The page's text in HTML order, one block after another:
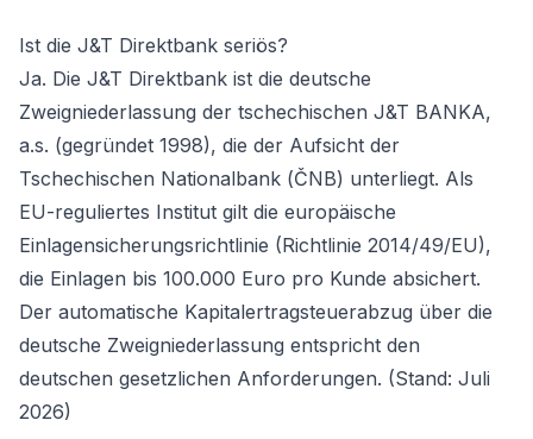
Ist die J&T Direktbank seriös?
Ja. Die J&T Direktbank ist die deutsche
Zweigniederlassung der tschechischen J&T BANKA,
a.s. (gegründet 1998), die der Aufsicht der
Tschechischen Nationalbank (ČNB) unterliegt. Als
EU-reguliertes Institut gilt die europäische
Einlagensicherungsrichtlinie (Richtlinie 2014/49/EU),
die Einlagen bis 100.000 Euro pro Kunde absichert.
Der automatische Kapitalertragsteuerabzug über die
deutsche Zweigniederlassung entspricht den
deutschen gesetzlichen Anforderungen. (Stand: Juli
2026)